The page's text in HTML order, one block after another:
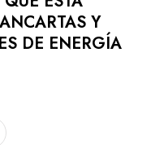
Y
DE ENERGÍA